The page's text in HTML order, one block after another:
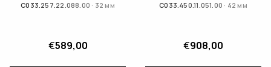
C033.257.22.088.00 · 32 мм
€589,00
C033.450.11.051.00 · 42 мм
€908,00